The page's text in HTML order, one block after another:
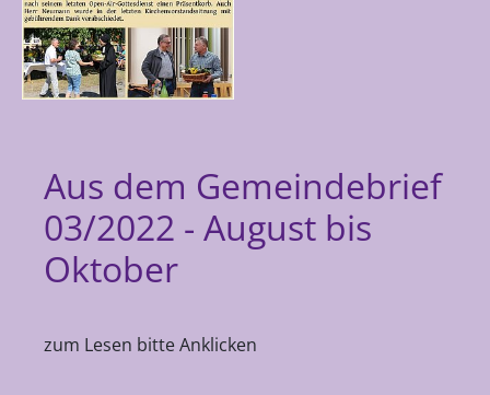
Aus dem Gemeindebrief
03/2022 - August bis
Oktober
zum Lesen bitte Anklicken